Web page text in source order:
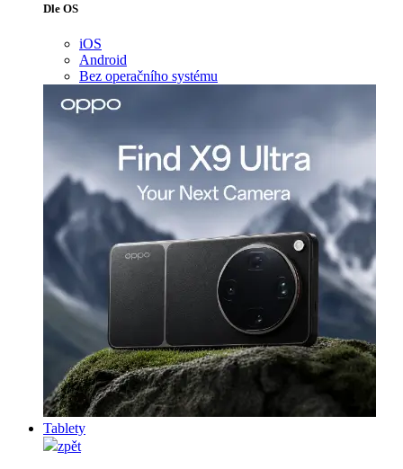
Dle OS
iOS
Android
Bez operačního systému
Tablety
zpět